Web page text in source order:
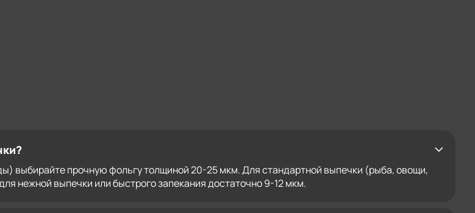
выбирайте прочную фольгу толщиной 20-25 мкм. Для стандартной выпечки (рыба, овощи,
нежной выпечки или быстрого запекания достаточно 9-12 мкм.